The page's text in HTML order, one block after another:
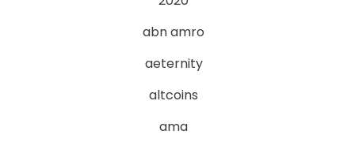
abn amro
aeternity
altcoins
ama